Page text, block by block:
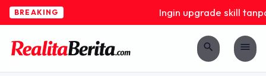
BREAKING Ingin upgrade skill
search menu